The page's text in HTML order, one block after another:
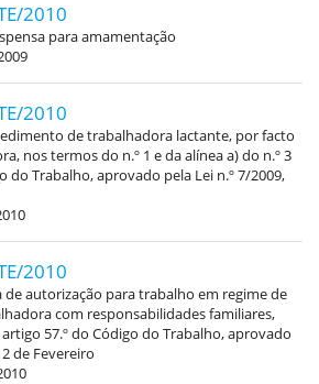
2010
para amamentação
2010
de trabalhadora lactante, por facto
nos termos do n.º 1 e da alínea a) do n.º 3
do Trabalho, aprovado pela Lei n.º 7/2009,
2010
de autorização para trabalho em regime de
com responsabilidades familiares,
57.º do Código do Trabalho, aprovado
de Fevereiro